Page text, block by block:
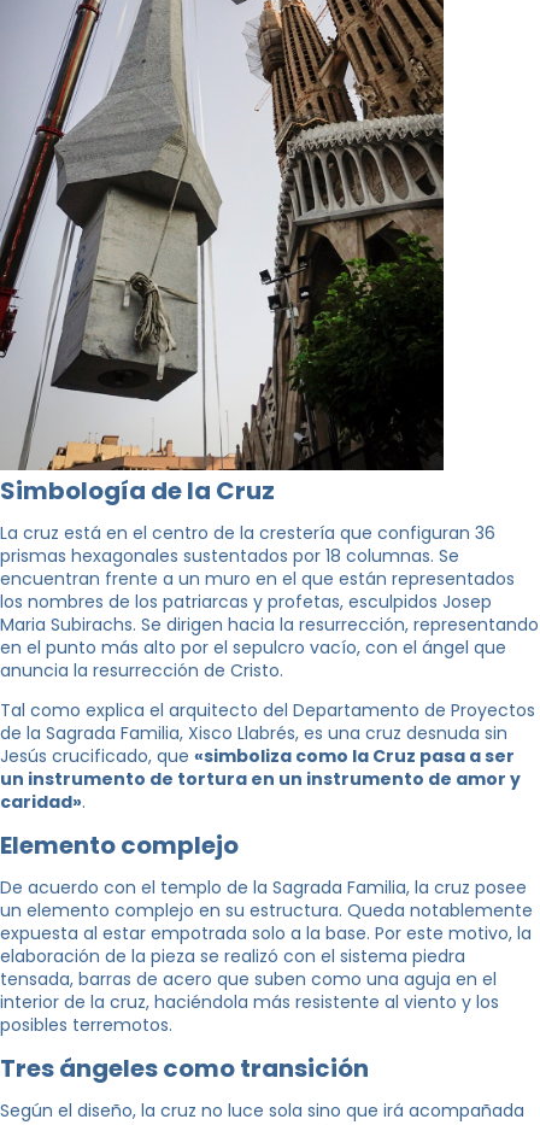
Simbología de la Cruz
La cruz está en el centro de la crestería que configuran 36
prismas hexagonales sustentados por 18 columnas. Se
encuentran frente a un muro en el que están representados
los nombres de los patriarcas y profetas, esculpidos Josep
Maria Subirachs. Se dirigen hacia la resurrección, representando
en el punto más alto por el sepulcro vacío, con el ángel que
anuncia la resurrección de Cristo.
Tal como explica el arquitecto del Departamento de Proyectos
de la Sagrada Familia, Xisco Llabrés, es una cruz desnuda sin
Jesús crucificado, que «simboliza como la Cruz pasa a ser
un instrumento de tortura en un instrumento de amor y
caridad».
Elemento complejo
De acuerdo con el templo de la Sagrada Familia, la cruz posee
un elemento complejo en su estructura. Queda notablemente
expuesta al estar empotrada solo a la base. Por este motivo, la
elaboración de la pieza se realizó con el sistema piedra
tensada, barras de acero que suben como una aguja en el
interior de la cruz, haciéndola más resistente al viento y los
posibles terremotos.
Tres ángeles como transición
Según el diseño, la cruz no luce sola sino que irá acompañada